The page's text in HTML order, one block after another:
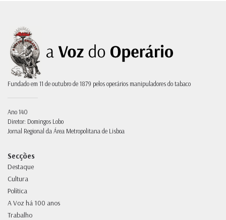
Fundado em 11 de outubro de 1879 pelos operários manipuladores do tabaco
Ano 140
Diretor: Domingos Lobo
Jornal Regional da Área Metropolitana de Lisboa
Secções
Destaque
Cultura
Política
A Voz há 100 anos
Trabalho